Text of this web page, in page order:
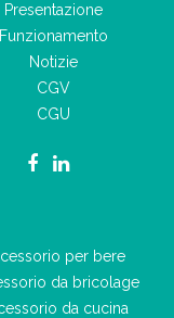
Presentazione
Funzionamento
Notizie
CGV
CGU
per bere
da bricolage
da cucina